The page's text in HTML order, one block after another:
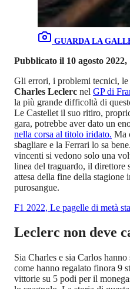
GUARDA LA
Pubblicato il 10 agosto 2022,
Gli errori, i problemi tecnici, le
Charles Leclerc nel GP di
la più grande difficoltà di
Le Castellet il suo ritiro,
gara, potrebbe aver dato un
nella corsa al titolo iridato. Ma
sbagliare e la Ferrari lo sa
vincenti si vedono solo una
linea del traguardo, il direttore
attesa della fine della stagione
purosangue.
F1 2022, Le pagelle di metà
Leclerc non deve
Sia Charles e sia Carlos
come hanno regalato finora 9
vittorie su 5 podi per il